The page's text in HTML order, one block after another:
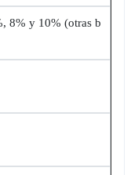
8% y 10% (otras b